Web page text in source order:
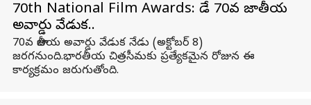
70th National Film Awards: నేడే 70వ జాతీయ
అవార్డు వేడుక..
70వ జాతీయ అవార్డు వేడుక నేడు (అక్టోబర్ 8)
జరగనుంది.భారతీయ చిత్రసీమకు ప్రత్యేకమైన రోజున ఈ
కార్యక్రమం జరుగుతోంది.